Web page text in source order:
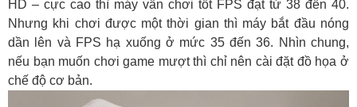
HD – cực cao thì máy vẫn chơi tốt FPS đạt từ 38 đến 40.
Nhưng khi chơi được một thời gian thì máy bắt đầu nóng
dần lên và FPS hạ xuống ở mức 35 đến 36. Nhìn chung,
nếu bạn muốn chơi game mượt thì chỉ nên cài đặt đồ họa ở
chế độ cơ bản.